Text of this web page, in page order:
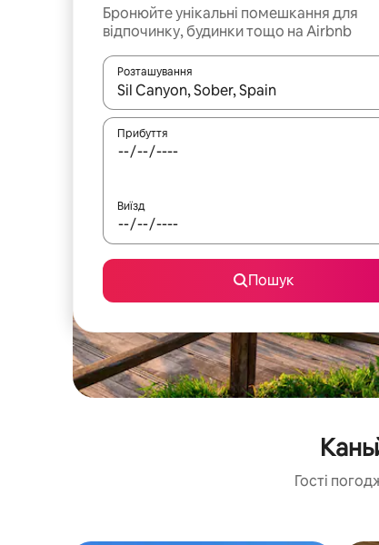
Бронюйте унікальні помешкання для
відпочинку, будинки тощо на Airbnb
Розташування
Отримавши результати пошуку,
Прибуття
Виїзд
Пошук
Гості